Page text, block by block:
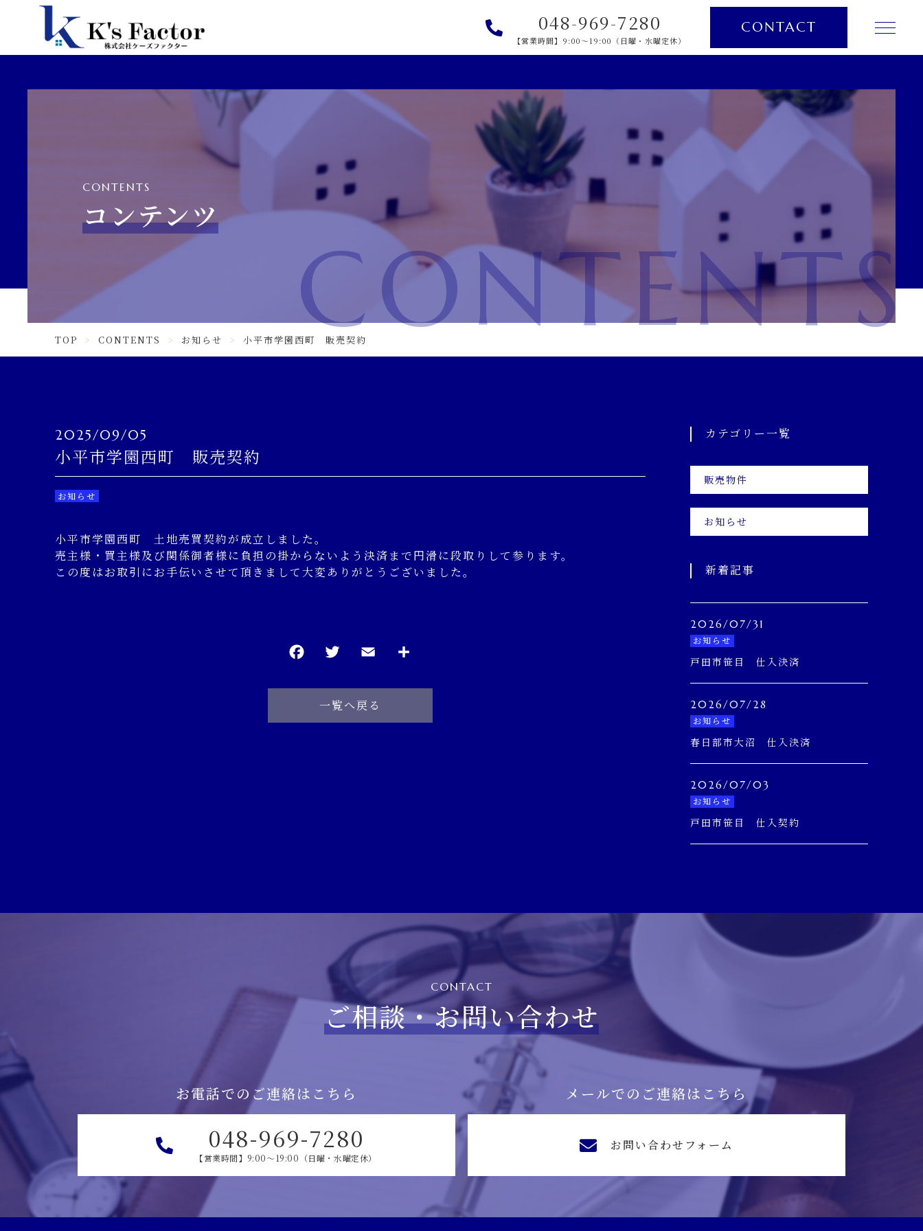
048-969-7280
【営業時間】9:00～19:00（日曜・水曜定休）
CONTACT
TOP
PICK UP
ABOUT
SERVICE
NEWS
CONTENTS
INFORMATION
CONTENTS
コンテンツ
CONTENTS
TOP CONTENTS お知らせ 小平市学園西町 販売契約
2025/09/05
小平市学園西町 販売契約
お知らせ
小平市学園西町 土地売買契約が成立しました。
売主様・買主様及び関係御者様に負担の掛からないよう決済まで円滑に段取りして参ります。
この度はお取引にお手伝いさせて頂きまして大変ありがとうございました。
一覧へ戻る
カテゴリー一覧
販売物件
お知らせ
新着記事
2026/07/31
お知らせ
戸田市笹目 仕入決済
2026/07/28
お知らせ
春日部市大沼 仕入決済
2026/07/03
お知らせ
戸田市笹目 仕入契約
CONTACT
ご相談・お問い合わせ
お電話でのご連絡はこちら
048-969-7280
【営業時間】9:00～19:00（日曜・水曜定休）
メールでのご連絡はこちら
お問い合わせフォーム